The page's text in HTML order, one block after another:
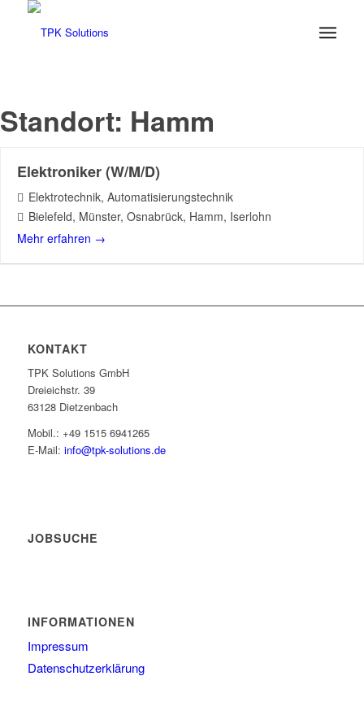
Standort: Hamm
Elektroniker (W/M/D)
Elektrotechnik Automatisierungstechnik
Bielefeld Münster Osnabrück Hamm Iserlohn
Mehr erfahren
KONTAKT
TPK Solutions GmbH
Dreieichstr. 39
63128 Dietzenbach
Mobil.: +49 1515 6941265
E-Mail: info@tpk-solutions.de
JOBSUCHE
INFORMATIONEN
Impressum
Datenschutzerklärung